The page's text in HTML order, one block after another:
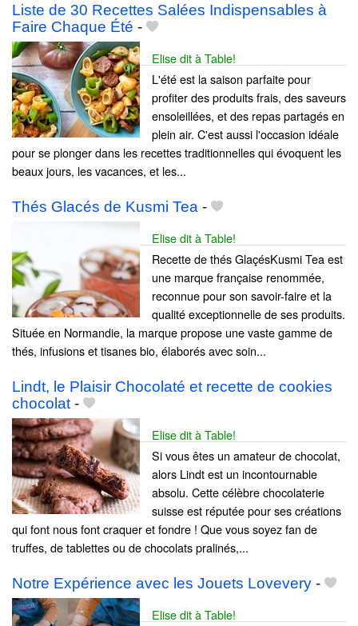
Liste de 30 Recettes Salées Indispensables à
Faire Chaque Été -
Elise dit à Table!
L'été est la saison parfaite pour
profiter des produits frais, des saveurs
ensoleillées, et des repas partagés en
plein air. C'est aussi l'occasion idéale
pour se plonger dans les recettes traditionnelles qui évoquent les
beaux jours, les vacances, et les...
Thés Glacés de Kusmi Tea -
Elise dit à Table!
Recette de thés GlaçésKusmi Tea est
une marque française renommée,
reconnue pour son savoir-faire et la
qualité exceptionnelle de ses produits.
Située en Normandie, la marque propose une vaste gamme de
thés, infusions et tisanes bio, élaborés avec soin...
Lindt, le Plaisir Chocolaté et recette de cookies
chocolat-
Elise dit à Table!
Si vous êtes un amateur de chocolat,
alors Lindt est un incontournable
absolu. Cette célèbre chocolaterie
suisse est réputée pour ses créations
qui font nous font craquer et fondre ! Que vous soyez fan de
truffes, de tablettes ou de chocolats pralinés,...
Notre Expérience avec les Jouets Lovevery -
Elise dit à Table!